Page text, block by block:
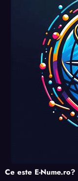
Ce este E-Nume.ro?